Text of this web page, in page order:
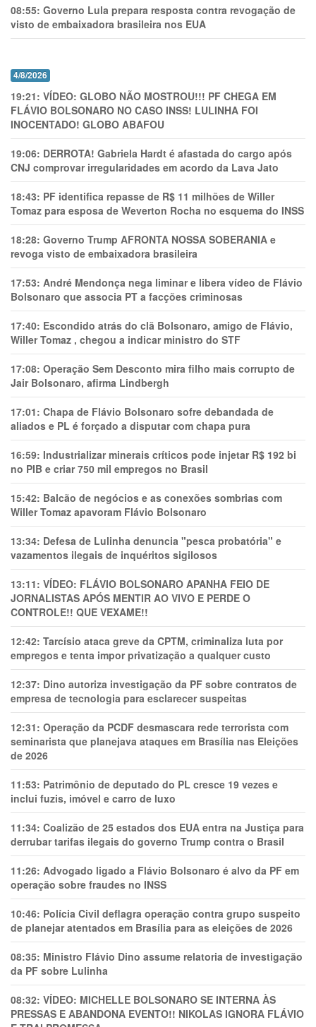
08:55: Governo Lula prepara resposta contra revogação de
visto de embaixadora brasileira nos EUA
4/8/2026
19:21: VÍDEO: GLOBO NÃO MOSTROU!!! PF CHEGA EM
FLÁVIO BOLSONARO NO CASO INSS! LULINHA FOI
INOCENTADO! GLOBO ABAFOU
19:06: DERROTA! Gabriela Hardt é afastada do cargo após
CNJ comprovar irregularidades em acordo da Lava Jato
18:43: PF identifica repasse de R$ 11 milhões de Willer
Tomaz para esposa de Weverton Rocha no esquema do INSS
18:28: Governo Trump AFRONTA NOSSA SOBERANIA e
revoga visto de embaixadora brasileira
17:53: André Mendonça nega liminar e libera vídeo de Flávio
Bolsonaro que associa PT a facções criminosas
17:40: Escondido atrás do clã Bolsonaro, amigo de Flávio,
Willer Tomaz , chegou a indicar ministro do STF
17:08: Operação Sem Desconto mira filho mais corrupto de
Jair Bolsonaro, afirma Lindbergh
17:01: Chapa de Flávio Bolsonaro sofre debandada de
aliados e PL é forçado a disputar com chapa pura
16:59: Industrializar minerais críticos pode injetar R$ 192 bi
no PIB e criar 750 mil empregos no Brasil
15:42: Balcão de negócios e as conexões sombrias com
Willer Tomaz apavoram Flávio Bolsonaro
13:34: Defesa de Lulinha denuncia "pesca probatória" e
vazamentos ilegais de inquéritos sigilosos
13:11: VÍDEO: FLÁVIO BOLSONARO APANHA FEIO DE
JORNALISTAS APÓS MENTIR AO VIVO E PERDE O
CONTROLE!! QUE VEXAME!!
12:42: Tarcísio ataca greve da CPTM, criminaliza luta por
empregos e tenta impor privatização a qualquer custo
12:37: Dino autoriza investigação da PF sobre contratos de
empresa de tecnologia para esclarecer suspeitas
12:31: Operação da PCDF desmascara rede terrorista com
seminarista que planejava ataques em Brasília nas Eleições
de 2026
11:53: Patrimônio de deputado do PL cresce 19 vezes e
inclui fuzis, imóvel e carro de luxo
11:34: Coalizão de 25 estados dos EUA entra na Justiça para
derrubar tarifas ilegais do governo Trump contra o Brasil
11:26: Advogado ligado a Flávio Bolsonaro é alvo da PF em
operação sobre fraudes no INSS
10:46: Polícia Civil deflagra operação contra grupo suspeito
de planejar atentados em Brasília para as eleições de 2026
08:35: Ministro Flávio Dino assume relatoria de investigação
da PF sobre Lulinha
08:32: VÍDEO: MICHELLE BOLSONARO SE INTERNA ÀS
PRESSAS E ABANDONA EVENTO!! NIKOLAS IGNORA FLÁVIO